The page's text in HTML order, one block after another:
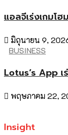
แอลจีเร่งเกมโ
มิถุนายน 9,
BUSINESS
Lotus’s App
พฤษภาคม 22,
Insight